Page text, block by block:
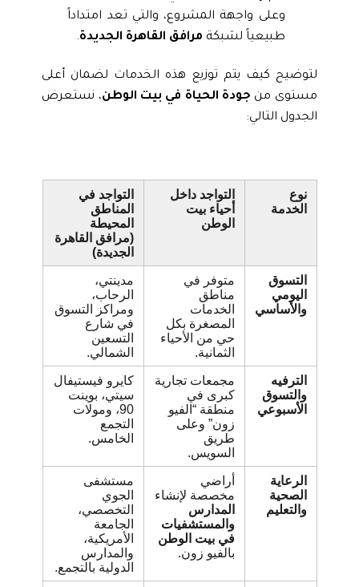
وعلى واجهة المشروع، والتي تعد امتداداً
طبيعياً لشبكةمرافق القاهرة الجديدة.
لتوضيح كيف يتم توزيع هذه الخدمات لضمان أعلى
مستوى منجودة الحياة في بيت الوطن، نستعرض
الجدول التالي:
الخدمة
التواجد داخل
أحياء بيت
الوطن
التواجد في
المناطق
المحيطة
(مرافق القاهرة
الجديدة)
التسوق
اليومي
والأساسي
متوفر في
مناطق
الخدمات
المصغرة بكل
حي من الأحياء
الثمانية.
مدينتي،
الرحاب،
ومراكز التسوق
في شارع
التسعين
الشمالي.
الترفيه
والتسوق
الأسبوعي
مجمعات تجارية
كبرى في
منطقة “الفيو
زون” وعلى
طريق
السويس.
كايرو فيستيفال
سيتي، بوينت
90، ومولات
التجمع
الخامس.
الرعاية
الصحية
والتعليم
أراضي
مخصصة لإنشاء
المدارس
والمستشفيات
في بيت الوطن
بالفيو زون.
مستشفى
الجوي
التخصصي،
الجامعة
الأمريكية،
والمدارس
الدولية بالتجمع.